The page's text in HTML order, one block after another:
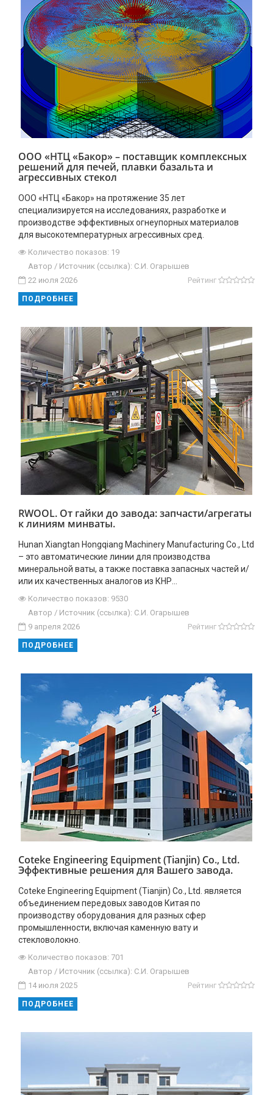
ООО «НТЦ «Бакор» – поставщик комплексных
решений для печей, плавки базальта и
агрессивных стекол
ООО «НТЦ «Бакор» на протяжение 35 лет
специализируется на исследованиях, разработке и
производстве эффективных огнеупорных материалов
для высокотемпературных агрессивных сред.
Количество показов: 19
Автор / Источник (ссылка): С.И. Огарышев
22 июля 2026
Рейтинг
ПОДРОБНЕЕ
RWOOL. От гайки до завода: запчасти/агрегаты
к линиям минваты.
Hunan Xiangtan Hongqiang Machinery Manufacturing Co., Ltd
– это автоматические линии для производства
минеральной ваты, а также поставка запасных частей и/
или их качественных аналогов из КНР...
Количество показов: 9530
Автор / Источник (ссылка): С.И. Огарышев
9 апреля 2026
Рейтинг
ПОДРОБНЕЕ
Coteke Engineering Equipment (Tianjin) Co., Ltd.
Эффективные решения для Вашего завода.
Coteke Engineering Equipment (Tianjin) Co., Ltd. является
объединением передовых заводов Китая по
производству оборудования для разных сфер
промышленности, включая каменную вату и
стекловолокно.
Количество показов: 701
Автор / Источник (ссылка): C.И. Огарышев
14 июля 2025
Рейтинг
ПОДРОБНЕЕ